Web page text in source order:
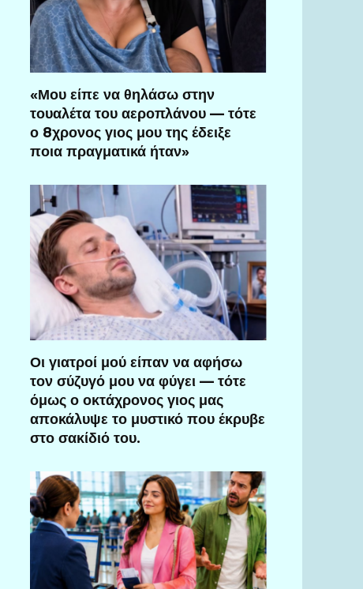
«Μου είπε να θηλάσω στην
τουαλέτα του αεροπλάνου — τότε
ο 8χρονος γιος μου της έδειξε
ποια πραγματικά ήταν»
Οι γιατροί μού είπαν να αφήσω
τον σύζυγό μου να φύγει — τότε
όμως ο οκτάχρονος γιος μας
αποκάλυψε το μυστικό που έκρυβε
στο σακίδιό του.